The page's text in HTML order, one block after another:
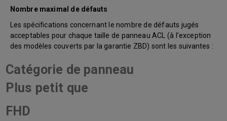
Nombre maximal de défauts
Les spécifications concernant le nombre de défauts jugés
acceptables pour chaque taille de panneau ACL (à l’exception
des modèles couverts par la garantie ZBD) sont les suivantes :
Catégorie de panneau
Plus petit que
FHD